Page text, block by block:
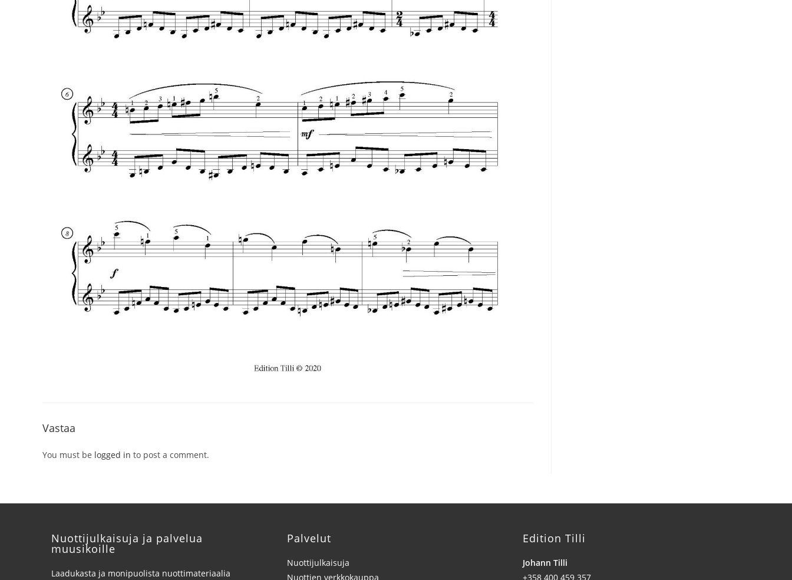
Vastaa
You must be logged in to post a comment.
Nuottijulkaisuja ja palvelua
muusikoille
Laadukasta ja monipuolista nuottimateriaalia
Palvelut
Nuottijulkaisuja
Nuottien verkkokauppa
Edition Tilli
Johann Tilli
+358 400 459 357